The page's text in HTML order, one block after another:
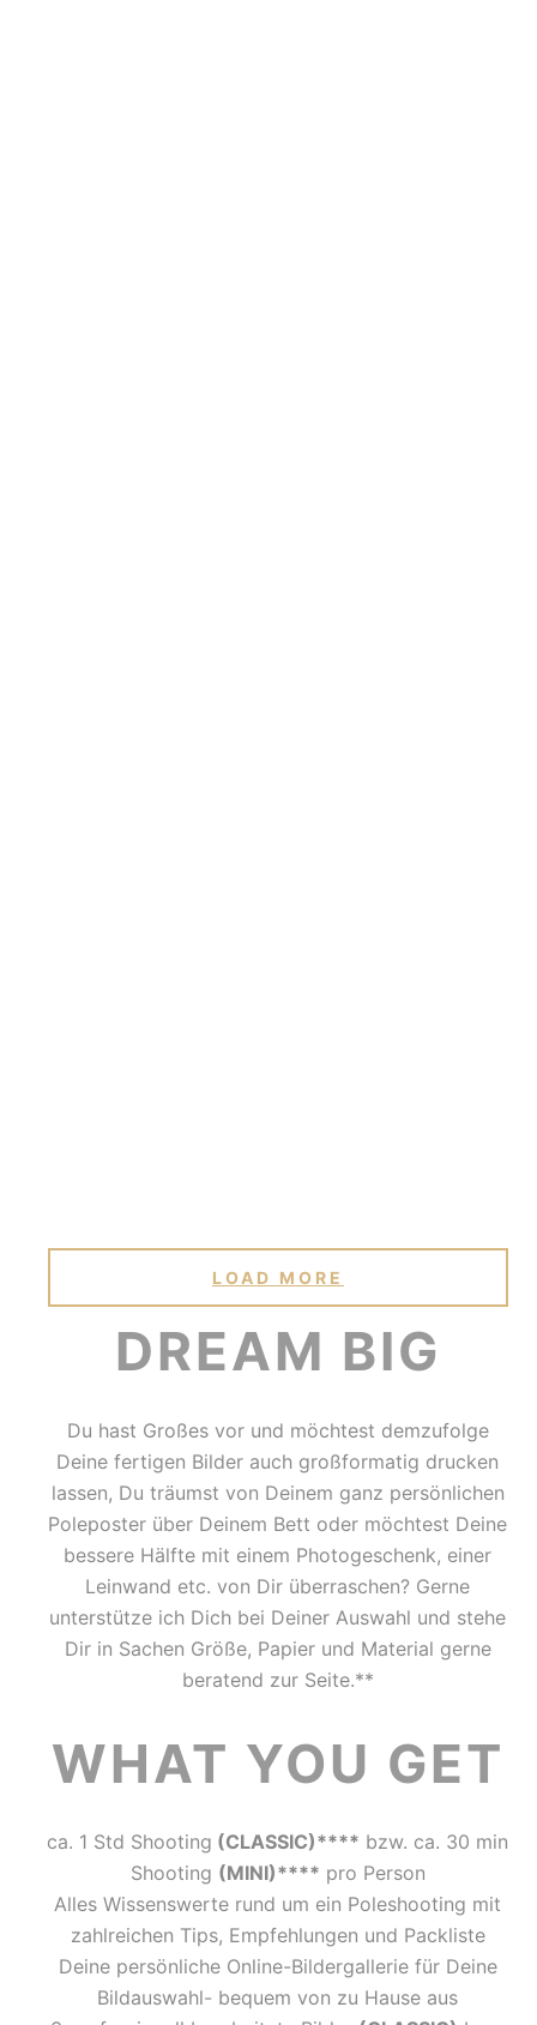
LOAD MORE
DREAM BIG
Du hast Großes vor und möchtest demzufolge
Deine fertigen Bilder auch großformatig drucken
lassen, Du träumst von Deinem ganz persönlichen
Poleposter über Deinem Bett oder möchtest Deine
bessere Hälfte mit einem Photogeschenk, einer
Leinwand etc. von Dir überraschen? Gerne
unterstütze ich Dich bei Deiner Auswahl und stehe
Dir in Sachen Größe, Papier und Material gerne
beratend zur Seite.**
WHAT YOU GET
ca. 1 Std Shooting (CLASSIC)**** bzw. ca. 30 min
Shooting (MINI)**** pro Person
Alles Wissenswerte rund um ein Poleshooting mit
zahlreichen Tips, Empfehlungen und Packliste
Deine persönliche Online-Bildergallerie für Deine
Bildauswahl- bequem von zu Hause aus